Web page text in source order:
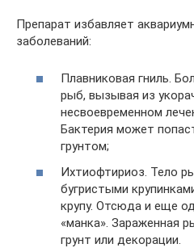
Препарат избавляет
заболеваний:
Плавниковая гниль.
рыб, вызывая из
несвоевременном
Бактерия может
грунтом;
Ихтиофтириоз. Тело
бугристыми
крупу. Отсюда и еще
«манка». Зараженная
грунт или декорации.